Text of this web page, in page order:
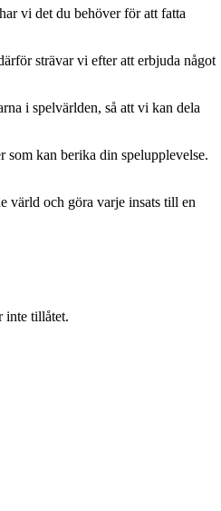
vi det du behöver för att fatta
strävar vi efter att erbjuda något
i spelvärlden, så att vi kan dela
som kan berika din spelupplevelse.
värld och göra varje insats till en
inte tillåtet.